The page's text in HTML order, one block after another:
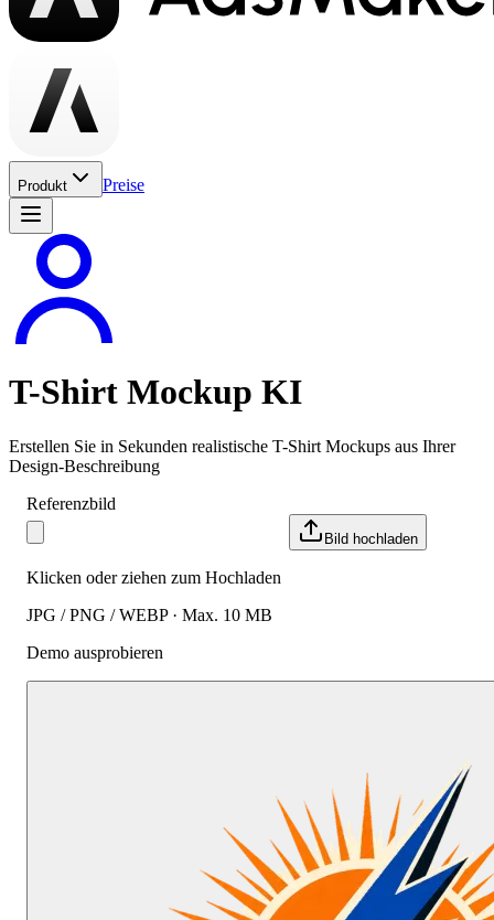
Produkt Preise
T-Shirt Mockup KI
Erstellen Sie in Sekunden realistische T-Shirt Mockups aus Ihrer
Design-Beschreibung
Referenzbild
Bild hochladen
Klicken oder ziehen zum Hochladen
JPG / PNG / WEBP · Max. 10 MB
Demo ausprobieren